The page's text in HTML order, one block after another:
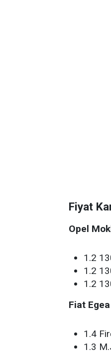
Fiyat
Opel
1.2
1.2
1.2
Fiat
1.4
1.3